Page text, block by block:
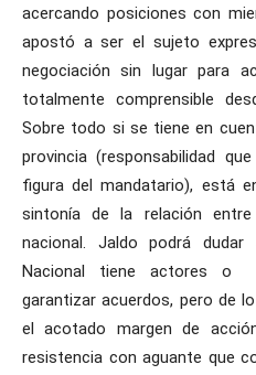
acercando posiciones con
apostó a ser el sujeto
negociación sin lugar para
totalmente comprensible
Sobre todo si se tiene en
provincia (responsabilidad
figura del mandatario), está
sintonía de la relación
nacional. Jaldo podrá
Nacional tiene actores o
garantizar acuerdos, pero de
el acotado margen de
resistencia con aguante que